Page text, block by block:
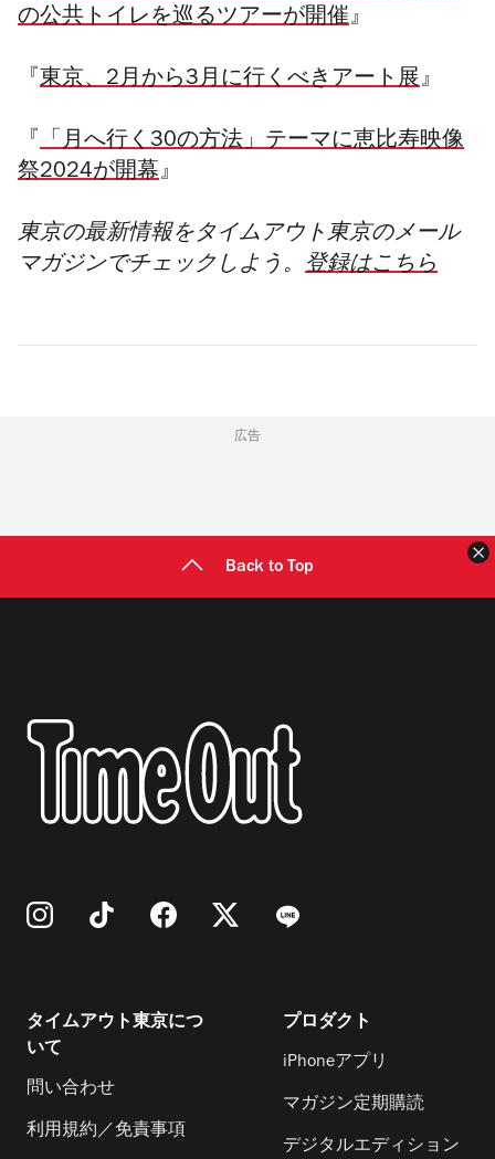
の公共トイレを巡るツアーが開催』
『 東京、2月から3月に行くべきアート展』
『 「月へ行く30の方法」テーマに恵比寿映像
祭2024が開幕』
東京の最新情報をタイムアウト東京のメール
マガジンでチェックしよう。 登録はこちら
広告
Back to Top
タイムアウト東京につ
いて
問い合わせ
利用規約／免責事項
プロダクト
iPhoneアプリ
マガジン定期購読
デジタルエディション